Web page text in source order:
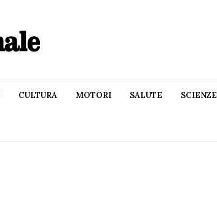
CULTURA MOTORI SALUTE SCIENZE